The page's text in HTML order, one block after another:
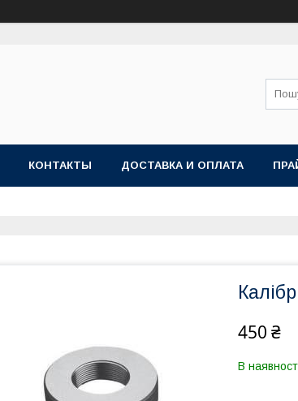
КОНТАКТЫ ДОСТАВКА И ОПЛАТА
450 ₴
В